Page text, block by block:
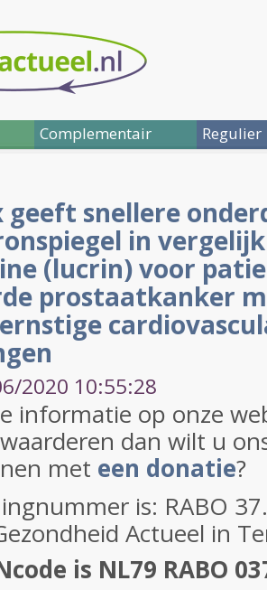
Complementair Regulier
geeft snellere
in
(lucrin) voor
prostaatkanker
2020 10:55:28
informatie op onze
dan wilt u
met een donatie?
is: RABO
Actueel in
is NL79 RABO